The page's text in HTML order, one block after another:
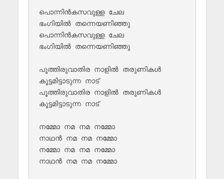
പൊന്നിൻകസവുള്ള ചേല
ഭംഗിയിൽ തന്നെയണിഞ്ഞു
പൊന്നിൻകസവുള്ള ചേല
ഭംഗിയിൽ തന്നെയണിഞ്ഞു
പൂത്തിരുവാതിര നാളിൽ തരുണികൾ
കൂട്ടമിട്ടാടുന്ന നാട്
പൂത്തിരുവാതിര നാളിൽ തരുണികൾ
കൂട്ടമിട്ടാടുന്ന നാട്
നമ്മോ നമ നമ നമ്മോ
നാഥൻ നമ നമ നമ്മോ
നമ്മോ നമ നമ നമ്മോ
നാഥൻ നമ നമ നമ്മോ